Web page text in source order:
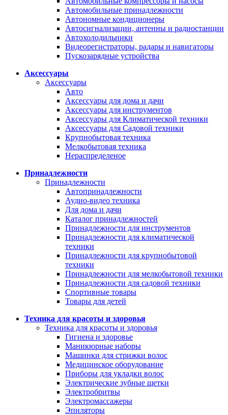
Автомобильные принадлежности
Автономные кондиционеры
Автосигнализации, антенны и радиостанции
Автохолодильники
Видеорегистраторы, радары и навигаторы
Пускозарядные устройства
Аксессуары
Аксессуары
Авто
Аксессуары для дома и дачи
Аксессуары для инструментов
Аксессуары для Климатической техники
Аксессуары для Садовой техники
Крупнобытовая техника
Мелкобытовая техника
Нераспределеное
Принадлежности
Принадлежности
Автопринадлежности
Аудио-видео техника
Для дома и дачи
Каталог принадлежностей
Принадлежности для инструментов
Принадлежности для климатической
техники
Принадлежности для крупнобытовой
техники
Принадлежности для мелкобытовой техники
Принадлежности для садовой техники
Спортивные товары
Товары для детей
Техника для красоты и здоровья
Техника для красоты и здоровья
Гигиена и здоровье
Маникюрные наборы
Машинки для стрижки волос
Медицинское оборудование
Приборы для укладки волос
Электрические зубные щетки
Электробритвы
Электромассажеры
Эпиляторы